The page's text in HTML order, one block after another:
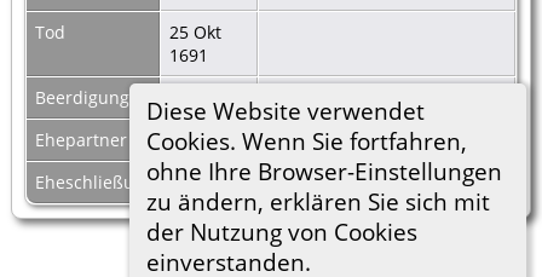
Diese Website verwendet
Cookies. Wenn Sie fortfahren,
ohne Ihre Browser-Einstellungen
zu ändern, erklären Sie sich mit
der Nutzung von Cookies
einverstanden.
Tod
25 Okt
1691
Beerdigung
Ehepartner
Maria Phila. v.Croy|F39746
Eheschließung 1670